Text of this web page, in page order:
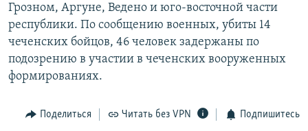
Грозном, Аргуне, Ведено и юго-восточной части
республики. По сообщению военных, убиты 14
чеченских бойцов, 46 человек задержаны по
подозрению в участии в чеченских вооруженных
формированиях.
Поделиться Читать без VPN Подпишитесь